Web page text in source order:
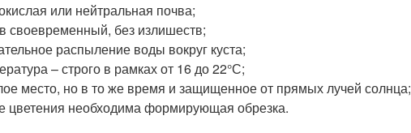
или нейтральная почва;
своевременный, без излишеств;
распыление воды вокруг куста;
– строго в рамках от 16 до 22°С;
место, но в то же время и защищенное от прямых лучей солнца;
цветения необходима формирующая обрезка.